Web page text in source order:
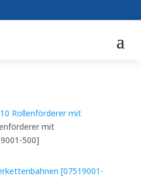
Rollenförderer mit
mit
500]